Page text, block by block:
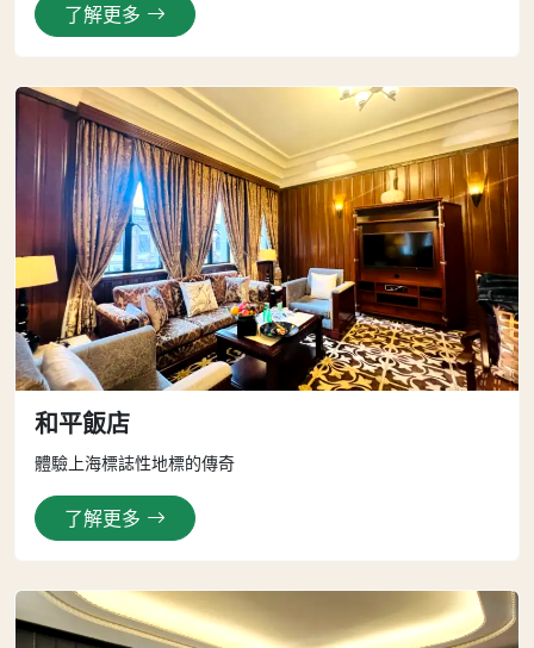
了解更多
和平飯店
體驗上海標誌性地標的傳奇
了解更多